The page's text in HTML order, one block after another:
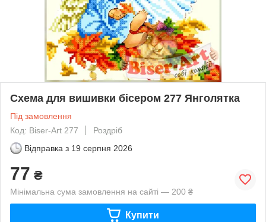
Схема для вишивки бісером 277 Янголятка
Під замовлення
Код: Biser-Art 277
Роздріб
Відправка з 19 серпня 2026
77 ₴
Мінімальна сума замовлення на сайті — 200 ₴
Купити